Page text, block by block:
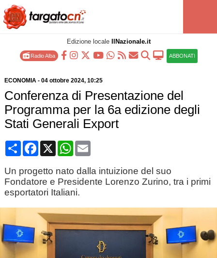
Edizione locale IlNazionale.it
Radio Alba ABBONATI
ECONOMIA- 04 ottobre 2024, 10:25
Conferenza di Presentazione del
Programma per la 6a edizione degli
Stati Generali Export
CondividiFacebook
X WhatsApp
Email
Un progetto nato dalla intuizione del suo
Fondatore e Presidente Lorenzo Zurino, tra i primi
esportatori Italiani.